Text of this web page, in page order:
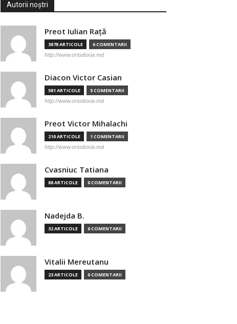
Autorii noștri
Preot Iulian Raţă
3878 ARTICOLE 6 COMENTARII
http://www.ortodoxia.md
Diacon Victor Casian
581 ARTICOLE 5 COMENTARII
http://www.ortodoxia.md
Preot Victor Mihalachi
210 ARTICOLE 1 COMENTARII
http://www.ortodoxia.md
Cvasniuc Tatiana
88 ARTICOLE 0 COMENTARII
Nadejda B.
32 ARTICOLE 0 COMENTARII
Vitalii Mereutanu
23 ARTICOLE 0 COMENTARII